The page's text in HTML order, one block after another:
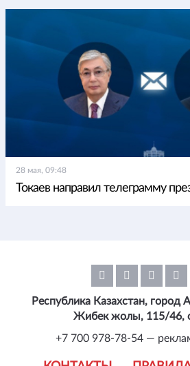
28 мая, 09:48
Токаев направил телеграмму
Республика Казахстан, город
Жибек жолы, 115/46,
+7 700 978-78-54 —